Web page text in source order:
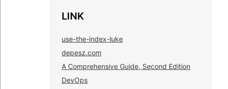
LINK
use-the-index-luke
depesz.com
A Comprehensive Guide, Second Edition
DevOps